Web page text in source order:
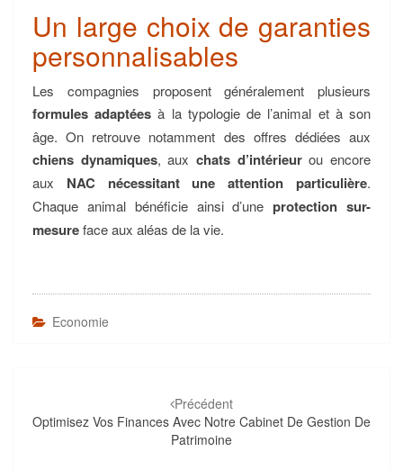
Un large choix de garanties
personnalisables
Les compagnies proposent généralement plusieurs
formules adaptées à la typologie de l’animal et à son
âge. On retrouve notamment des offres dédiées aux
chiens dynamiques, auxchats d’intérieurou encore
aux NAC nécessitant une attention particulière.
Chaque animal bénéficie ainsi d’uneprotection sur-
mesureface aux aléas de la vie.
Economie
d'article
Précédent
Optimisez Vos Finances Avec Notre Cabinet De Gestion De
Patrimoine